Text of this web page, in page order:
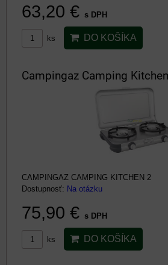
63,20 € s DPH
ks DO KOŠÍKA
Campingaz Camping
CAMPINGAZ CAMPING KITCHEN 2
Dostupnosť: Na otázku
75,90 € s DPH
ks DO KOŠÍKA